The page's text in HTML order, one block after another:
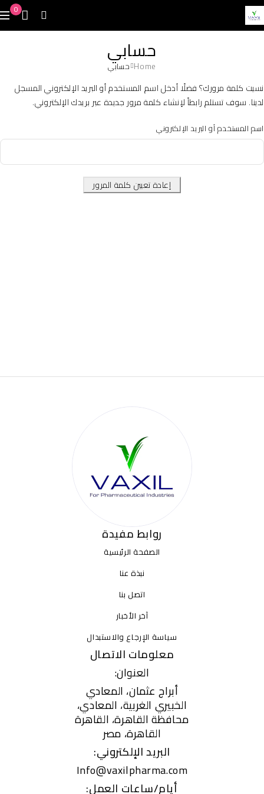
0
حسابي
Home حسابي
نسيت كلمة مرورك؟ فضلًا أدخل اسم المستخدم أو البريد الإلكتروني المسجل
لدينا. سوف تستلم رابطاً لإنشاء كلمة مرور جديدة عبر بريدك الإلكتروني.
اسم المستخدم أو البريد الإلكتروني
إعادة تعيين كلمة المرور
روابط مفيدة
الصفحة الرئيسية
نبذة عنا
اتصل بنا
آخر الأخبار
سياسة الإرجاع والاستبدال
معلومات الاتصال
العنوان:
أبراج عثمان، المعادي
الخبيري الغربية، المعادي،
محافظة القاهرة، القاهرة
القاهرة، مصر
البريد الإلكتروني:
Info@vaxilpharma.com
أيام/ساعات العمل: